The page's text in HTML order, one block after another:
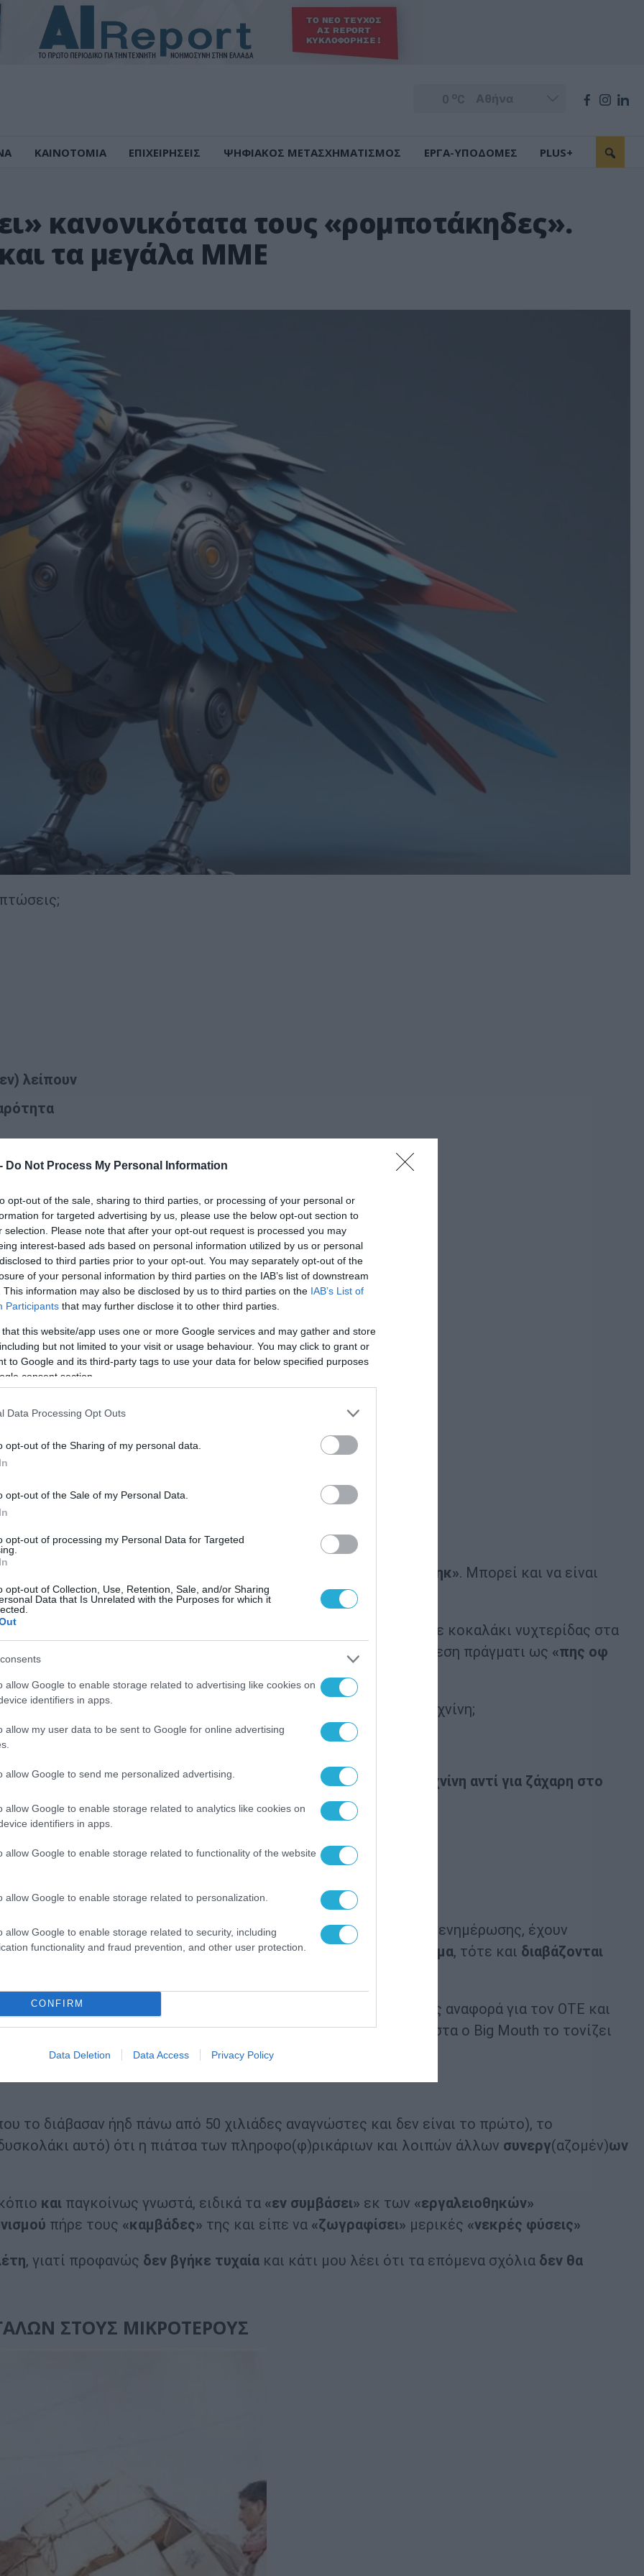
Do Not Process My Personal Information
opt-out of the sale, sharing to third parties, or processing of your personal or
for targeted advertising by us, please use the below opt-out section to
selection. Please note that after your opt-out request is processed you may
interest-based ads based on personal information utilized by us or personal
to third parties prior to your opt-out. You may separately opt-out of the
of your personal information by third parties on the IAB’s list of downstream
This information may also be disclosed by us to third parties on the IAB’s List of
Participants that may further disclose it to other third parties.
that this website/app uses one or more Google services and may gather and store
but not limited to your visit or usage behaviour. You may click to grant or
to Google and its third-party tags to use your data for below specified purposes
consent section.
Data Processing Opt Outs
opt-out of the Sharing of my personal data.
opt-out of the Sale of my Personal Data.
opt-out of processing my Personal Data for Targeted
opt-out of Collection, Use, Retention, Sale, and/or Sharing
Data that Is Unrelated with the Purposes for which it
allow Google to enable storage related to advertising like cookies on
identifiers in apps.
allow my user data to be sent to Google for online advertising
allow Google to send me personalized advertising.
allow Google to enable storage related to analytics like cookies on
identifiers in apps.
allow Google to enable storage related to functionality of the website
allow Google to enable storage related to personalization.
allow Google to enable storage related to security, including
functionality and fraud prevention, and other user protection.
CONFIRM
Data Deletion Data Access Privacy Policy
0 oC
ΚΑΙΝΟΤΟΜΙΑ ΕΠΙΧΕΙΡΗΣΕΙΣ ΨΗΦΙΑΚΟΣ ΜΕΤΑΣΧΗΜΑΤΙΣΜΟΣ ΕΡΓΑ-ΥΠΟΔΟΜΕΣ PLUS+
κανονικότατα τους «ρομποτάκηδες».
τα μεγάλα ΜΜΕ
λείπουν
ΣΤΟ ΤΕΛΟΣ
και μάλιστα
ή να τα «ρυθμίσεις» είναι μία δουλειά «πης οφ κέηκ». Μπορεί και να είναι
ή «τόχουν πάει το γράμμα».
πολυεθνικής εταιρείας (αυτής παρακαλάει να μην βρεθεί ούτε κοκαλάκι νυχτερίδας στα
και το γιατί των «ρομποτακίων» παρουσιάζοντας την υπόθεση πράγματι ως «πης οφ
μιλάμε, αν δεν μπορείς να ξεχωρίσεις τη ζάχαρη από την στρυχνίνη;
θα τα βάζεις να ψάχνουν, γιατί αν δεν . . . , τότε, είπαμε:
Στρυχνίνη αντί για ζάχαρη στο
ανθρώπους που έχουν αναπτυγμένα δίκτυα πληροφόρησης και ενημέρωσης, έχουν
δουλειά τους καιέχουν κολλήσει και βαρέα και ανθυγιεινά ένσημα, τότε και διαβάζονται
Big Mouth
έκανε την (τροχειο)δηκτική της αναφορά για τον ΟΤΕ και
δισ. ευρώ, υπογεγραμμένες μετά τον Οκτώβριο του 2023. Μάλιστα ο Big Mouth το τονίζει
το διάβασαν ήηδ πάνω από 50 χιλιάδες αναγνώστες και δεν είναι το πρώτο), το
αυτό) ότι η πιάτσα των πληροφο(φ)ρικάριων και λοιπών άλλων συνεργ(αζομέν)ων
και παγκοίνως γνωστά, ειδικά τα «εν συμβάσει» εκ των «εργαλειοθηκών»
πήρε τους «καμβάδες» της και είπε να «ζωγραφίσει» μερικές «νεκρές φύσεις»
, γιατί προφανώς δεν βγήκε τυχαία και κάτι μου λέει ότι τα επόμενα σχόλια δεν θα
ΣΤΟΥΣ ΜΙΚΡΟΤΕΡΟΥΣ